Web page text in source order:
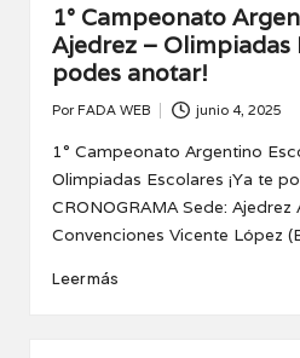
1° Campeonato
Ajedrez – Olimpiadas
podes anotar!
por
Por FADA WEB junio 4, 2025
1° Campeonato Argentino
Olimpiadas Escolares ¡Ya te
CRONOGRAMA Sede:
Convenciones Vicente López
Leer más